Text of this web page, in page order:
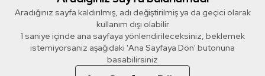
Aradığınız sayfa kaldırılmış, adı değiştirilmiş ya da geçici olarak
kullanım dışı olabilir
1 saniye içinde ana sayfaya yönlendirileceksiniz, beklemek
istemiyorsanız aşağıdaki 'Ana Sayfaya Dön' butonuna
basabilirsiniz